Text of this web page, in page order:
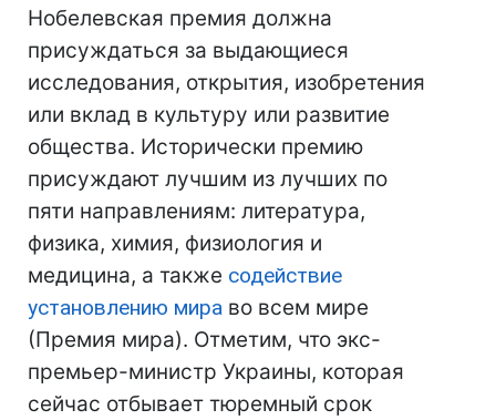
Нобелевская премия должна
присуждаться за выдающиеся
исследования, открытия, изобретения
или вклад в культуру или развитие
общества. Исторически премию
присуждают лучшим из лучших по
пяти направлениям: литература,
физика, химия, физиология и
медицина, а также содействие
установлению мира во всем мире
(Премия мира). Отметим, что экс-
премьер-министр Украины, которая
сейчас отбывает тюремный срок